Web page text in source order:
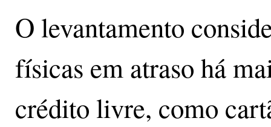
O levantamento
físicas em atraso há
crédito livre, como